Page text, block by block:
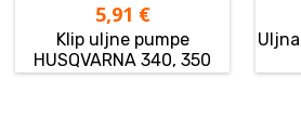
5,91 €
Klip uljne pumpe
HUSQVARNA 340, 350